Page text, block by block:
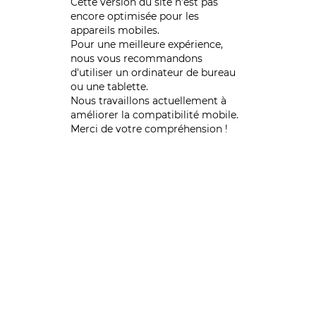
encore optimisée pour les
appareils mobiles.
Pour une meilleure expérience,
nous vous recommandons
d'utiliser un ordinateur de bureau
ou une tablette.
Nous travaillons actuellement à
améliorer la compatibilité mobile.
Merci de votre compréhension !